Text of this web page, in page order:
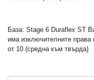
База: Stage 6 Duraflex ST
има изключителните
от 10 (средна към твърда)